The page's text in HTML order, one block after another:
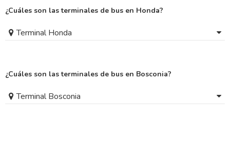
¿Cuáles son las terminales de bus en Honda?
Terminal Honda
¿Cuáles son las terminales de bus en Bosconia?
Terminal Bosconia